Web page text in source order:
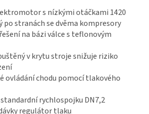
s nízkými otáčkami 1420
po stranách se dvěma kompresory
na bázi válce s teflonovým
v krytu stroje snižuje riziko
ovládání chodu pomocí tlakového
rychlospojku DN7,2
regulátor tlaku